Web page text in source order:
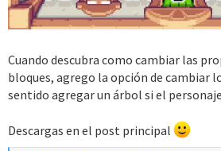
Cuando descubra como cambiar las
bloques, agrego la opción de cambiar
sentido agregar un árbol si el
Descargas en el post principal